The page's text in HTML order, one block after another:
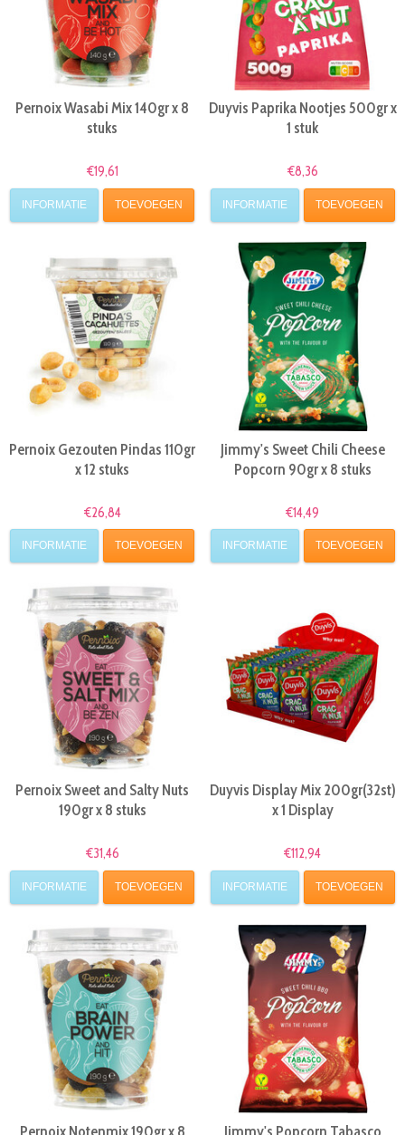
Pernoix Wasabi Mix 140gr x 8
stuks
€19,61
INFORMATIE TOEVOEGEN
Duyvis Paprika Nootjes 500gr x
1 stuk
€8,36
INFORMATIE TOEVOEGEN
Pernoix Gezouten Pindas 110gr
x 12 stuks
€26,84
INFORMATIE TOEVOEGEN
Jimmy's Sweet Chili Cheese
Popcorn 90gr x 8 stuks
€14,49
INFORMATIE TOEVOEGEN
Pernoix Sweet and Salty Nuts
190gr x 8 stuks
€31,46
INFORMATIE TOEVOEGEN
Duyvis Display Mix 200gr(32st)
x 1 Display
€112,94
INFORMATIE TOEVOEGEN
Pernoix Notenmix 190gr x 8 Jimmy's Popcorn Tabasco